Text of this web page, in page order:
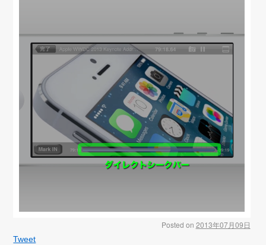
Posted on 2013年07月09日
Tweet